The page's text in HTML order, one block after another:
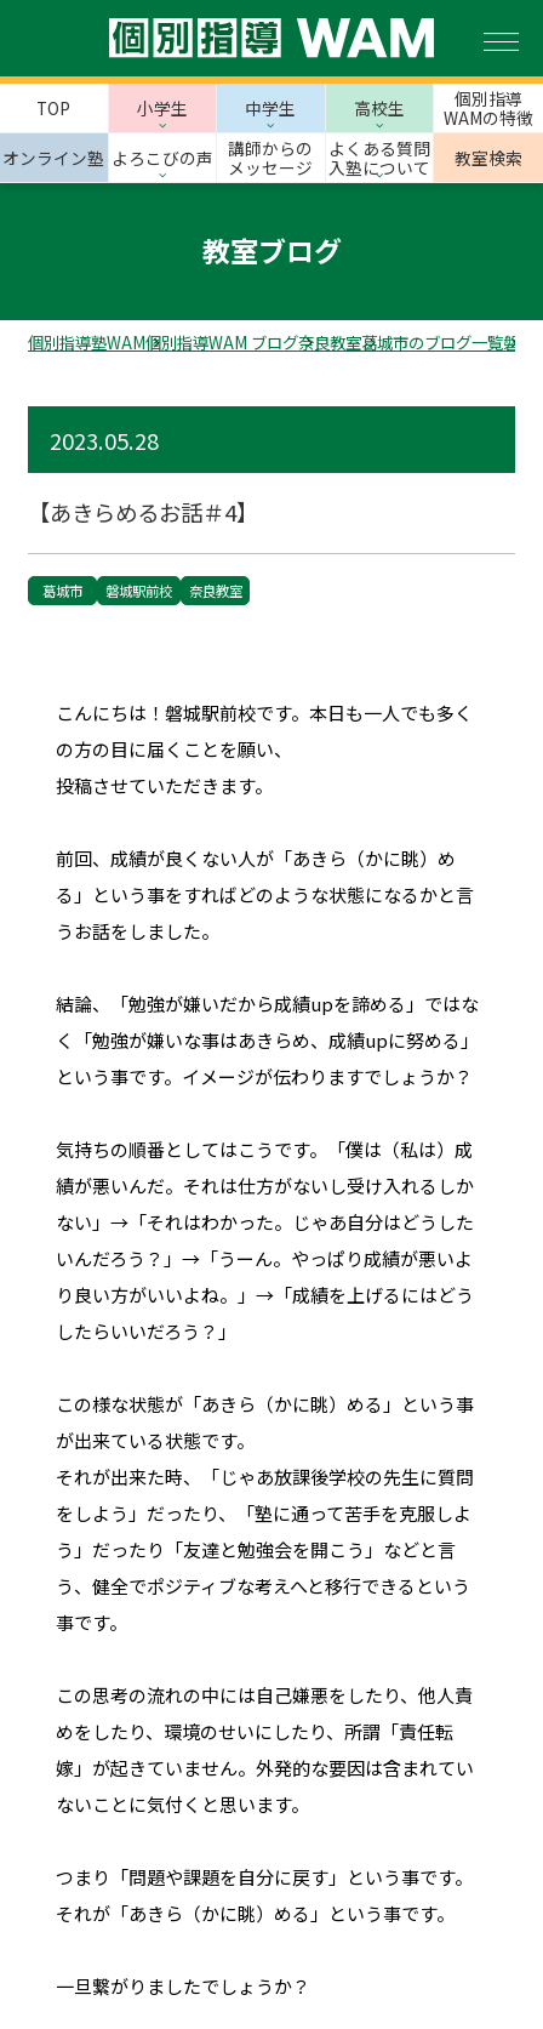
TOP 小学生 中学生 高校生
個別指導
WAMの特徴
オンライン塾 よろこびの声
講師からの
メッセージ
よくある質問
入塾について
教室検索
教室ブログ
個別指導塾WAM個別指導WAM ブログ奈良教室葛城市のブログ一覧磐城
2023.05.28
【あきらめるお話＃4】
葛城市 磐城駅前校 奈良教室
こんにちは！磐城駅前校です。本日も一人でも多く
の方の目に届くことを願い、
投稿させていただきます。
前回、成績が良くない人が「あきら（かに眺）め
る」という事をすればどのような状態になるかと言
うお話をしました。
結論、「勉強が嫌いだから成績upを諦める」ではな
く「勉強が嫌いな事はあきらめ、成績upに努める」
という事です。イメージが伝わりますでしょうか？
気持ちの順番としてはこうです。「僕は（私は）成
績が悪いんだ。それは仕方がないし受け入れるしか
ない」→「それはわかった。じゃあ自分はどうした
いんだろう？」→「うーん。やっぱり成績が悪いよ
り良い方がいいよね。」→「成績を上げるにはどう
したらいいだろう？」
この様な状態が「あきら（かに眺）める」という事
が出来ている状態です。
それが出来た時、「じゃあ放課後学校の先生に質問
をしよう」だったり、「塾に通って苦手を克服しよ
う」だったり「友達と勉強会を開こう」などと言
う、健全でポジティブな考えへと移行できるという
事です。
この思考の流れの中には自己嫌悪をしたり、他人責
めをしたり、環境のせいにしたり、所謂「責任転
嫁」が起きていません。外発的な要因は含まれてい
ないことに気付くと思います。
つまり「問題や課題を自分に戻す」という事です。
それが「あきら（かに眺）める」という事です。
一旦繋がりましたでしょうか？